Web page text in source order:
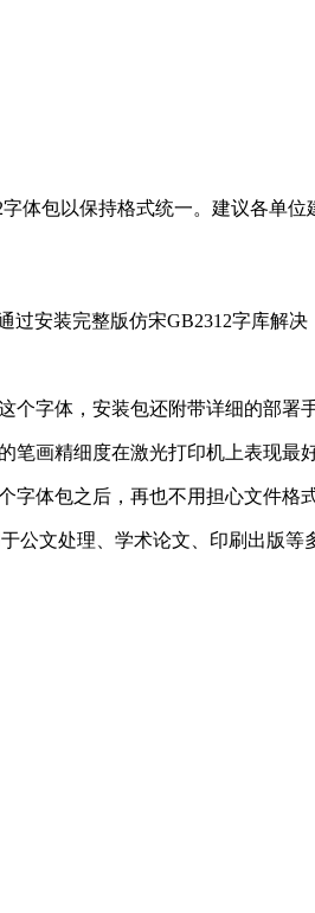
体包以保持格式统一。建议各单
安装完整版仿宋GB2312字库解
个字体，安装包还附带详细的部署
笔画精细度在激光打印机上表现最
字体包之后，再也不用担心文件格
公文处理、学术论文、印刷出版